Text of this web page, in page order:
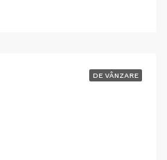
DE VÂNZARE